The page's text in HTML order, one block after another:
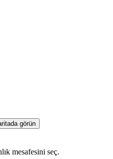
görün
mesafesini seç.